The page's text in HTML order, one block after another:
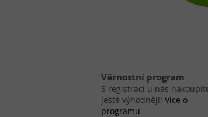
Věrnostní program
S registrací u nás
ještě výhodněji! Více o
programu